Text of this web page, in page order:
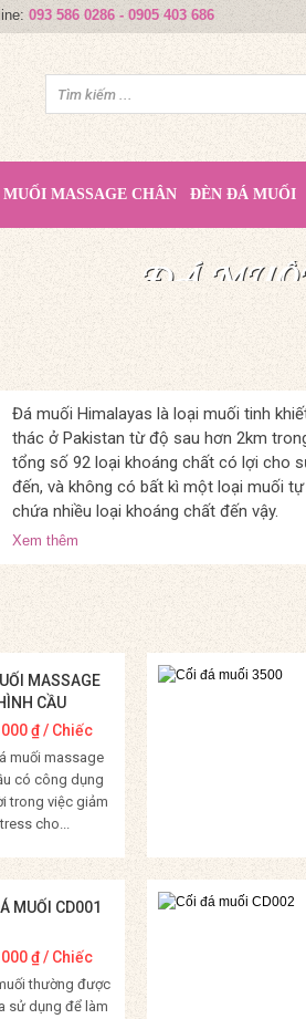
093 586 0286 - 0905 403 686
MASSAGE CHÂN ĐÈN ĐÁ MUỐI
MUỐI
TINH
ĐÁ
QUÀ
ĐÁ
NÂNG
Đá muối Himalayas là loại muối tinh
thác ở Pakistan từ độ sau hơn 2km
tổng số 92 loại khoáng chất có lợi cho
đến, và không có bất kì một loại muối
chứa nhiều loại khoáng chất đến vậy.
Xem thêm
MASSAGE
CẦU
₫/ Chiếc
muối massage
có công dụng
trong việc giảm
cho...
Mua Hàng
MUỐI CD001
₫/ Chiếc
thường được
sử dụng để làm